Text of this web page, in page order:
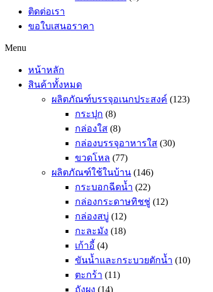
ติดต่อเรา
ขอใบเสนอราคา
Menu
หน้าหลัก
สินค้าทั้งหมด
ผลิตภัณฑ์บรรจุอเนกประสงค์ (123)
กระปุก (8)
กล่องใส (8)
กล่องบรรจุอาหารใส (30)
ขวดโหล (77)
ผลิตภัณฑ์ใช้ในบ้าน (146)
กระบอกฉีดน้ำ (22)
กล่องกระดาษทิชชู่ (12)
กล่องสบู่ (12)
กะละมัง (18)
เก้าอี้ (4)
ขันน้ำและกระบวยตักน้ำ (10)
ตะกร้า (11)
ถังผง (14)